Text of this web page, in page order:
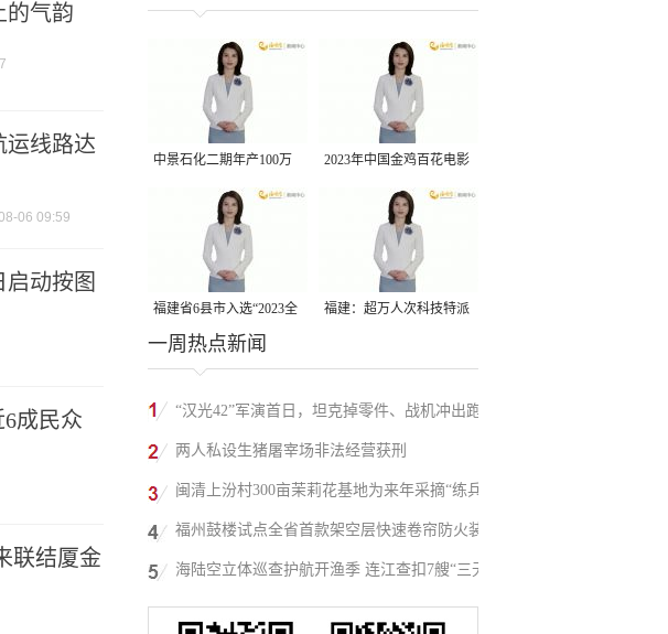
的气韵
运线路达
06 09:59
动按图
成民众
联结厦金
中景石化二期年产100万
吨丙烷脱氢项目建成中交
2023年中国金鸡百花电影
节有福电影巡展31日启动
福建省6县市入选“2023全
国县域发展潜力百强县”
福建：超万人次科技特派
一周热点新闻
“汉光42”军演首日，坦克掉零件、战机冲出跑
道、赖清德逃跑……螺丝都拧不紧，台军能打
两人私设生猪屠宰场非法经营获刑
闽清上汾村300亩茉莉花基地为来年采摘“练兵”
福州鼓楼试点全省首款架空层快速卷帘防火装
置
海陆空立体巡查护航开渔季 连江查扣7艘“三无”
船舶